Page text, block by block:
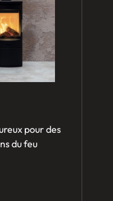
pour des
du feu